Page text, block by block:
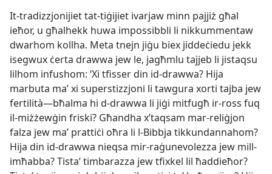
It-​tradizzjonijiet tat-​tiġijiet ivarjaw minn pajjiż għal
ieħor, u għalhekk huwa impossibbli li nikkummentaw
dwarhom kollha. Meta tnejn jiġu biex jiddeċiedu jekk
isegwux ċerta drawwa jew le, jagħmlu tajjeb li jistaqsu
lilhom infushom: ‘Xi tfisser din id-​drawwa? Hija
marbuta maʼ xi superstizzjoni li tawgura xorti tajba jew
fertilità—bħalma hi d-​drawwa li jiġi mitfugħ ir-​ross fuq
il-​miżżewġin friski? Għandha x’taqsam mar-​reliġjon
falza jew maʼ prattiċi oħra li l-​Bibbja tikkundannahom?
Hija din id-​drawwa nieqsa mir-​raġunevolezza jew mill-​
imħabba? Tistaʼ timbarazza jew tfixkel lil ħaddieħor?